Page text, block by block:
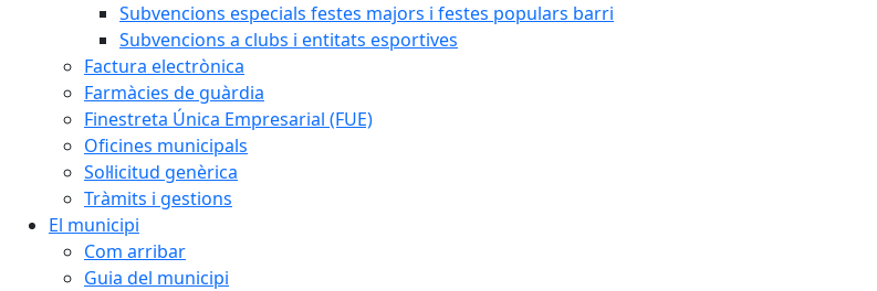
Subvencions especials festes majors i festes populars barri
Subvencions a clubs i entitats esportives
Factura electrònica
Farmàcies de guàrdia
Finestreta Única Empresarial (FUE)
Oficines municipals
Sol·licitud genèrica
Tràmits i gestions
El municipi
Com arribar
Guia del municipi